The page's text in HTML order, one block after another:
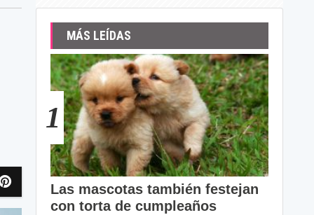
MÁS LEÍDAS
1
Las mascotas también festejan
con torta de cumpleaños